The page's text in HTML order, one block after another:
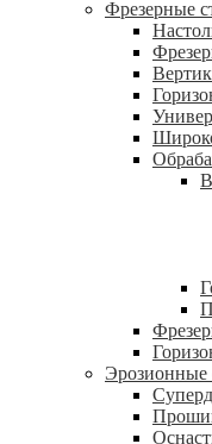
Фрезерные
Эрозионные